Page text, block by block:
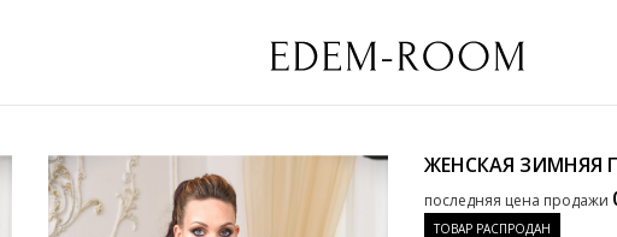
ЖЕНСКАЯ ЗИМНЯЯ
последняя цена продажи
ТОВАР РАСПРОДАН